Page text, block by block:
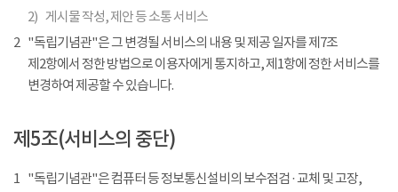
2) 게시물 작성, 제안 등 소통 서비스
2 "독립기념관"은 그 변경될 서비스의 내용 및 제공 일자를 제7조
제2항에서 정한 방법으로 이용자에게 통지하고, 제1항에 정한 서비스를
변경하여 제공할 수 있습니다.
제5조(서비스의 중단)
1 "독립기념관"은 컴퓨터 등 정보통신설비의 보수점검 · 교체 및 고장,